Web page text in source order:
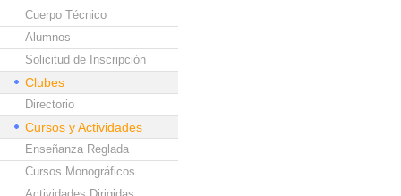
Cuerpo Técnico
Alumnos
Solicitud de Inscripción
Clubes
Directorio
Cursos y Actividades
Enseñanza Reglada
Cursos Monográficos